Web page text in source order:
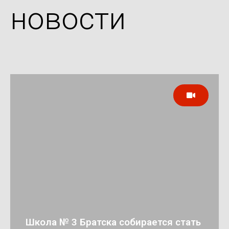
новости
Школа № 3 Братска собирается стать